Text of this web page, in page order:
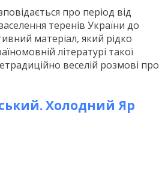
про період від
теренів України до
матеріал, який рідко
літературі такої
веселій розмові про
Холодний Яр